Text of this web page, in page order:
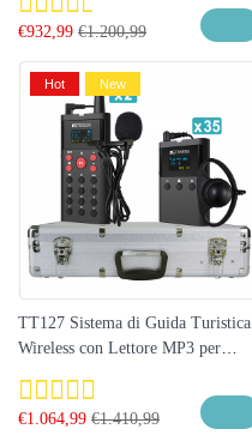
€932,99 €1.200,99
TT127 Sistema di Guida Turistica
Wireless con Lettore MP3 per
€1.064,99 €1.410,99
Hot New